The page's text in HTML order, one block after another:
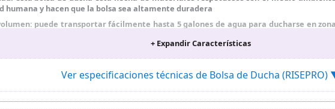
humana y hacen que la bolsa sea altamente duradera
puede transportar fácilmente hasta 5 galones de agua para ducharse en
el calor: el material de PVC negro inteligente puede absorber eficazmente la
(45°C) en 3 horas con luz solar directa.
hay un indicador de temperatura (°C/°F) unido a la bolsa. No más adivinar la
útiles: se suministra con una manguera de 25 pulgadas de largo, un cabezal
ducha y el grifo de agua.
+ Expandir Características
Ver especificaciones técnicas de Bolsa de Ducha (RISEPRO)